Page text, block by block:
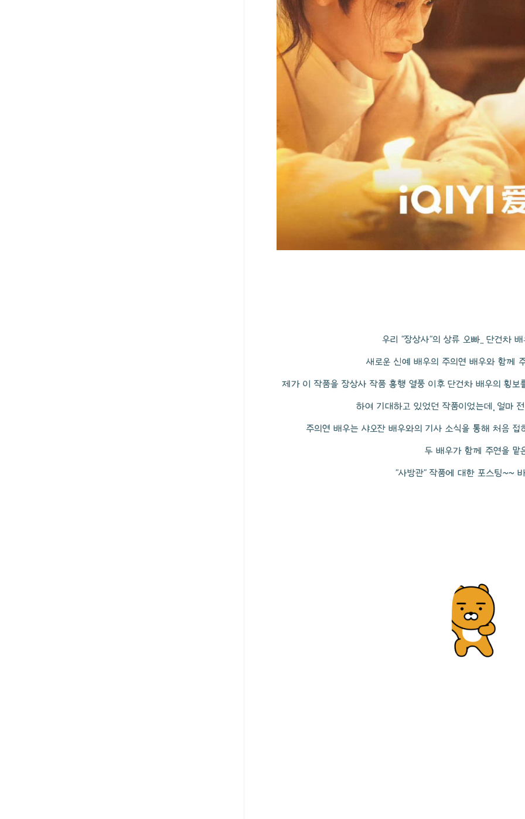
우리 "장상사"의 상류 오빠.. 단건차 배
새로운 신예 배우의 주의연 배우와 함께
제가 이 작품을 장상사 작품 흥행 열풍 이후 단건차 배우의 횡
하여 기대하고 있었던 작품이었는데, 얼마
주의연 배우는 샤오잔 배우와의 기사 소식을 통해 처음
두 배우가 함께 주연을 맡
"사방관" 작품에 대한 포스팅~~